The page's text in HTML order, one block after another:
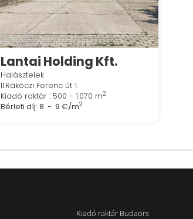
Lantai Holding Kft.
Halásztelek
II.Rákóczi Ferenc út 1.
Kiadó raktár : 500 - 1.070 m2
Bérleti díj: 8 - 9 €/m2
Kiadó raktár Budaörs